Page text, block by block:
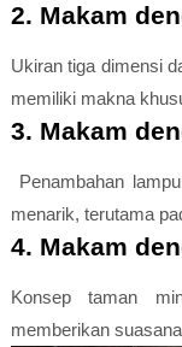
2. Makam
Ukiran tiga dimensi
memiliki makna
3. Makam
Penambahan
menarik, terutama
4. Makam
Konsep taman
memberikan